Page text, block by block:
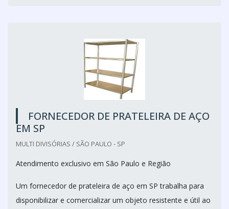
FORNECEDOR DE PRATELEIRA DE AÇO
EM SP
MULTI DIVISÓRIAS / SÃO PAULO - SP
Atendimento exclusivo em São Paulo e Região
Um fornecedor de prateleira de aço em SP trabalha para
disponibilizar e comercializar um objeto resistente e útil ao